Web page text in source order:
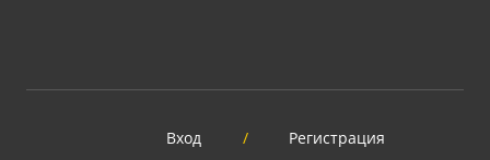
Вход / Регистрация